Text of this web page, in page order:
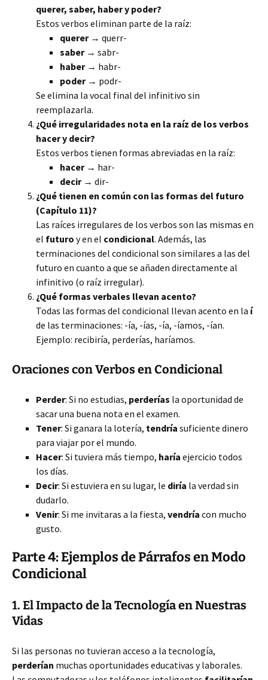
querer, saber, haber y poder?
Estos verbos eliminan parte de la raíz:
querer→ querr-
saber→ sabr-
haber→ habr-
poder→ podr-
Se elimina la vocal final del infinitivo sin
reemplazarla.
¿Qué irregularidades nota en la raíz de los verbos
hacer y decir?
Estos verbos tienen formas abreviadas en la raíz:
hacer→ har-
decir→ dir-
¿Qué tienen en común con las formas del futuro
(Capítulo 11)?
Las raíces irregulares de los verbos son las mismas en
el futuro y en el condicional. Además, las
terminaciones del condicional son similares a las del
futuro en cuanto a que se añaden directamente al
infinitivo (o raíz irregular).
¿Qué formas verbales llevan acento?
Todas las formas del condicional llevan acento en la í
de las terminaciones: -ía, -ías, -ía, -íamos, -ían.
Ejemplo: recibiría, perderías, haríamos.
Oraciones con Verbos en Condicional
Perder: Si no estudias, perderías la oportunidad de
sacar una buena nota en el examen.
Tener: Si ganara la lotería, tendría suficiente dinero
para viajar por el mundo.
Hacer: Si tuviera más tiempo, haría ejercicio todos
los días.
Decir: Si estuviera en su lugar, le diría la verdad sin
dudarlo.
Venir: Si me invitaras a la fiesta, vendría con mucho
gusto.
Parte 4: Ejemplos de Párrafos en Modo
Condicional
1. El Impacto de la Tecnología en Nuestras
Vidas
Si las personas no tuvieran acceso a la tecnología,
perderían muchas oportunidades educativas y laborales.